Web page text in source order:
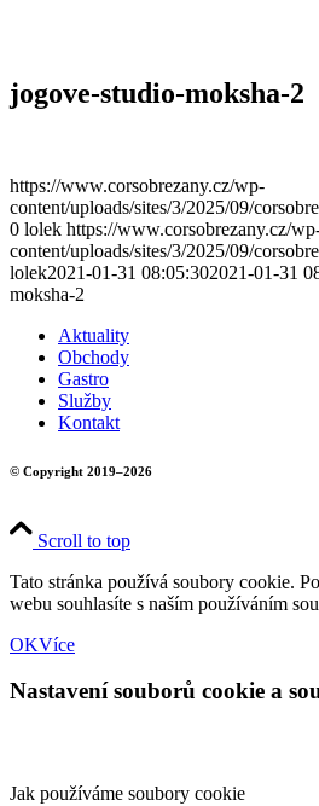
jogove-studio-moksha-2
https://www.corsobrezany.cz/wp-
content/uploads/sites/3/2025/09/
0 lolek https://www.corsobrezany.cz/
content/uploads/sites/3/2025/09/
lolek2021-01-31 08:05:302021-01-31
moksha-2
Aktuality
Obchody
Gastro
Služby
Kontakt
© Copyright 2019–2026
Scroll to top
Tato stránka používá soubory cookie.
webu souhlasíte s naším používáním
OKVíce
Nastavení souborů cookie a
Jak používáme soubory cookie